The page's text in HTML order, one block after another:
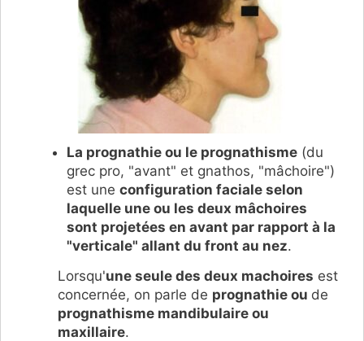
La prognathie ou le prognathisme (du
grec pro, "avant" et gnathos, "mâchoire")
est une configuration faciale selon
laquelle une ou les deux mâchoires
sont projetées en avant par rapport à la
"verticale" allant du front au nez.
Lorsqu'une seule des deux machoires est
concernée, on parle de prognathie ou de
prognathisme mandibulaire ou
maxillaire.